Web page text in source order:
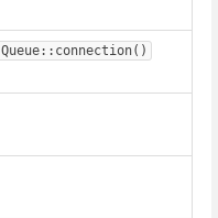
Queue::connection()